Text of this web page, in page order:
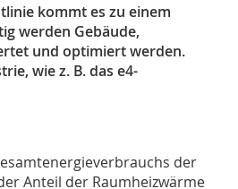
kommt es zu einem
werden Gebäude,
und optimiert werden.
wie z. B. das e4-
der
Anteil der Raumheizwärme